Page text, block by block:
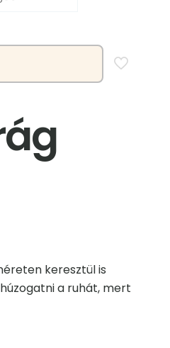
keresztül is
a ruhát, mert